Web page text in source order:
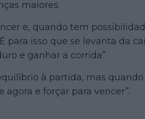
maiores.
e, quando tem
para isso que se levanta da
e ganhar a corrida”.
à partida, mas quando
e forçar para vencer”.